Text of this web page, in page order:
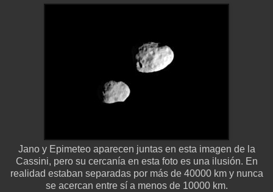
Jano y Epimeteo aparecen juntas en esta imagen de la
Cassini, pero su cercanía en esta foto es una ilusión. En
realidad estaban separadas por más de 40000 km y nunca
se acercan entre sí a menos de 10000 km.